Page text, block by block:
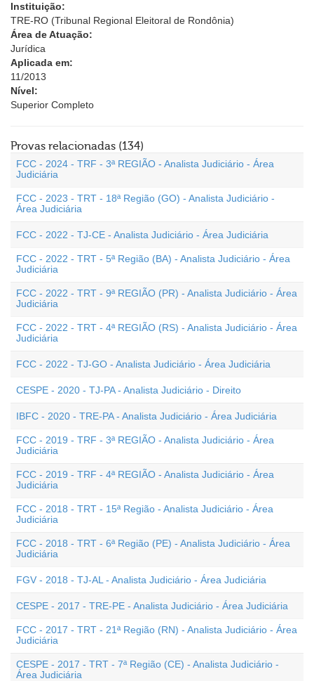
Instituição:
TRE-RO (Tribunal Regional Eleitoral de Rondônia)
Área de Atuação:
Jurídica
Aplicada em:
11/2013
Nível:
Superior Completo
Provas relacionadas (134)
FCC - 2024 - TRF - 3ª REGIÃO - Analista Judiciário - Área
Judiciária
FCC - 2023 - TRT - 18ª Região (GO) - Analista Judiciário -
Área Judiciária
FCC - 2022 - TJ-CE - Analista Judiciário - Área Judiciária
FCC - 2022 - TRT - 5ª Região (BA) - Analista Judiciário - Área
Judiciária
FCC - 2022 - TRT - 9ª REGIÃO (PR) - Analista Judiciário - Área
Judiciária
FCC - 2022 - TRT - 4ª REGIÃO (RS) - Analista Judiciário - Área
Judiciária
FCC - 2022 - TJ-GO - Analista Judiciário - Área Judiciária
CESPE - 2020 - TJ-PA - Analista Judiciário - Direito
IBFC - 2020 - TRE-PA - Analista Judiciário - Área Judiciária
FCC - 2019 - TRF - 3ª REGIÃO - Analista Judiciário - Área
Judiciária
FCC - 2019 - TRF - 4ª REGIÃO - Analista Judiciário - Área
Judiciária
FCC - 2018 - TRT - 15ª Região - Analista Judiciário - Área
Judiciária
FCC - 2018 - TRT - 6ª Região (PE) - Analista Judiciário - Área
Judiciária
FGV - 2018 - TJ-AL - Analista Judiciário - Área Judiciária
CESPE - 2017 - TRE-PE - Analista Judiciário - Área Judiciária
FCC - 2017 - TRT - 21ª Região (RN) - Analista Judiciário - Área
Judiciária
CESPE - 2017 - TRT - 7ª Região (CE) - Analista Judiciário -
Área Judiciária